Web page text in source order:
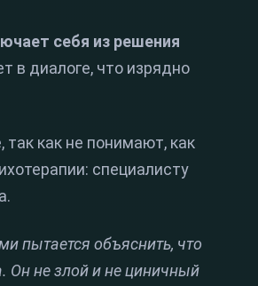
себя из решения
в диалоге, что изрядно
как не понимают, как
специалисту
пытается объяснить, что
Он не злой и не циничный